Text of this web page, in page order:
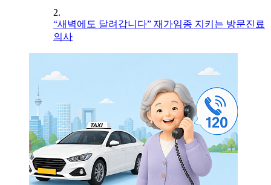
2.
“새벽에도 달려갑니다” 재가임종 지키는 방문진료
의사